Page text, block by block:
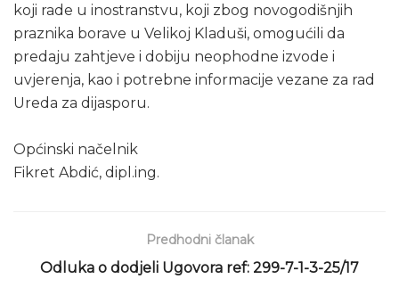
koji rade u inostranstvu, koji zbog novogodišnjih
praznika borave u Velikoj Kladuši, omogućili da
predaju zahtjeve i dobiju neophodne izvode i
uvjerenja, kao i potrebne informacije vezane za rad
Ureda za dijasporu.
Općinski načelnik
Fikret Abdić, dipl.ing.
Predhodni članak
Odluka o dodjeli Ugovora ref: 299-7-1-3-25/17